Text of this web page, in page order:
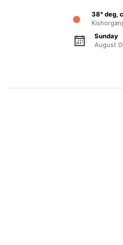
38° deg,
Sunday
August